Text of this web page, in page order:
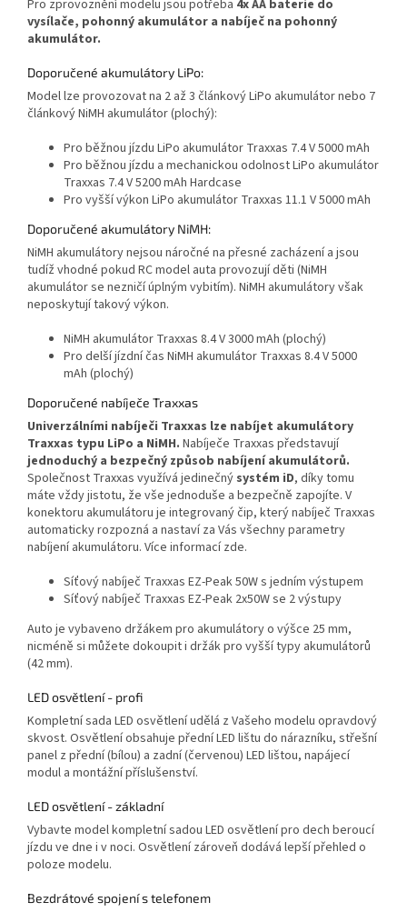
Pro zprovoznění modelu jsou potřeba 4x AA baterie do
vysílače, pohonný akumulátor a nabíječ na pohonný
akumulátor.
Doporučené akumulátory LiPo:
Model lze provozovat na 2 až 3 článkový LiPo akumulátor nebo 7
článkový NiMH akumulátor (plochý):
Pro běžnou jízdu LiPo akumulátor Traxxas 7.4 V 5000 mAh
Pro běžnou jízdu a mechanickou odolnost LiPo akumulátor
Traxxas 7.4 V 5200 mAh Hardcase
Pro vyšší výkon LiPo akumulátor Traxxas 11.1 V 5000 mAh
Doporučené akumulátory NiMH:
NiMH akumulátory nejsou náročné na přesné zacházení a jsou
tudíž vhodné pokud RC model auta provozují děti (NiMH
akumulátor se nezničí úplným vybitím). NiMH akumulátory však
neposkytují takový výkon.
NiMH akumulátor Traxxas 8.4 V 3000 mAh (plochý)
Pro delší jízdní čas NiMH akumulátor Traxxas 8.4 V 5000
mAh (plochý)
Doporučené nabíječe Traxxas
Univerzálními nabíječi Traxxas lze nabíjet akumulátory
Traxxas typu LiPo a NiMH. Nabíječe Traxxas představují
jednoduchý a bezpečný způsob nabíjení akumulátorů.
Společnost Traxxas využívá jedinečný systém iD, díky tomu
máte vždy jistotu, že vše jednoduše a bezpečně zapojíte. V
konektoru akumulátoru je integrovaný čip, který nabíječ Traxxas
automaticky rozpozná a nastaví za Vás všechny parametry
nabíjení akumulátoru. Více informací zde.
Síťový nabíječ Traxxas EZ-Peak 50W s jedním výstupem
Síťový nabíječ Traxxas EZ-Peak 2x50W se 2 výstupy
Auto je vybaveno držákem pro akumulátory o výšce 25 mm,
nicméně si můžete dokoupit i držák pro vyšší typy akumulátorů
(42 mm).
LED osvětlení - profi
Kompletní sada LED osvětlení udělá z Vašeho modelu opravdový
skvost. Osvětlení obsahuje přední LED lištu do nárazníku, střešní
panel z přední (bílou) a zadní (červenou) LED lištou, napájecí
modul a montážní příslušenství.
LED osvětlení - základní
Vybavte model kompletní sadou LED osvětlení pro dech beroucí
jízdu ve dne i v noci. Osvětlení zároveň dodává lepší přehled o
poloze modelu.
Bezdrátové spojení s telefonem